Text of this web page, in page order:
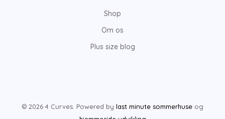
Shop
Om os
Plus size blog
© 2026 4 Curves. Powered by last minute sommerhuse og